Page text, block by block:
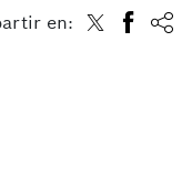
en: